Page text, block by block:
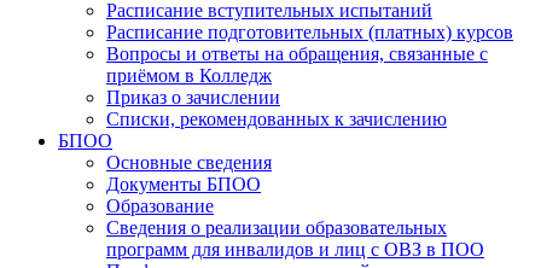
Расписание вступительных испытаний
Расписание подготовительных (платных) курсов
Вопросы и ответы на обращения, связанные с
приёмом в Колледж
Приказ о зачислении
Списки, рекомендованных к зачислению
БПОО
Основные сведения
Документы БПОО
Образование
Сведения о реализации образовательных
программ для инвалидов и лиц с ОВЗ в ПОО